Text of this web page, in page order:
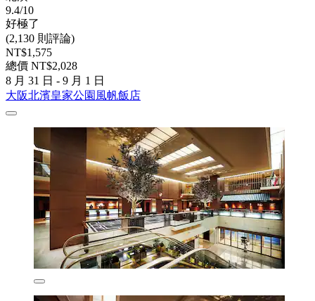
9.4/10
好極了
(2,130 則評論)
NT$1,575
總價 NT$2,028
8 月 31 日 - 9 月 1 日
大阪北濱皇家公園風帆飯店